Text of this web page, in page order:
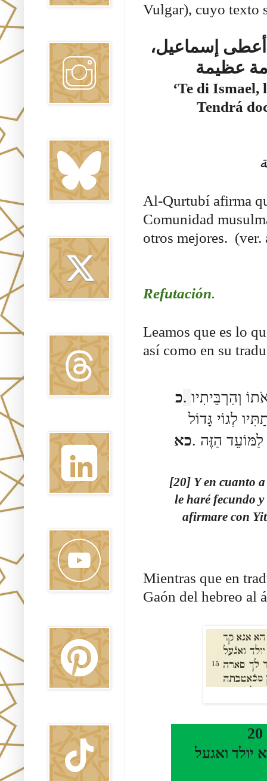
Vulgar), cuyo texto
أعطى إسماعيل،
عظيمة
‘Te di Ismael,
Tendrá
Al-Qurtubí afirma
Comunidad
otros mejores. (ver.
Refutación.
Leamos que es lo
así como en su
כ. ווְהִרְבֵּיתִי
לְגוֹי גָּדוֹל
כא. הַזֶּה
[20] Y en cuanto a
le haré fecundo
afirmare con
Mientras que en
Gaón del hebreo al
20
ואגעל